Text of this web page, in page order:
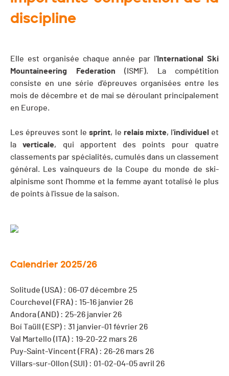
discipline
Elle est organisée chaque année par l' International Ski
Mountaineering Federation (ISMF). La compétition
consiste en une série d'épreuves organisées entre les
mois de décembre et de mai se déroulant principalement
en Europe.
Les épreuves sont lesprint, le relais mixte, l'individuel et
laverticale, qui apportent des points pour quatre
classements par spécialités, cumulés dans un classement
général. Les vainqueurs de la Coupe du monde de ski-
alpinisme sont l'homme et la femme ayant totalisé le plus
de points à l'issue de la saison.
Calendrier 2025/26
Solitude (USA) : 06-07 décembre 25
Courchevel (FRA) : 15-16 janvier 26
Andora (AND) : 25-26 janvier 26
Boí Taüll (ESP) : 31 janvier-01 février 26
Val Martello (ITA) : 19-20-22 mars 26
Puy-Saint-Vincent (FRA) : 26-26 mars 26
Villars-sur-Ollon (SUI) : 01-02-04-05 avril 26